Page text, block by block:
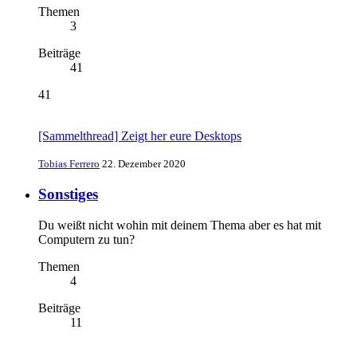
Themen
3
Beiträge
41
41
[Sammelthread] Zeigt her eure Desktops
Tobias Ferrero 22. Dezember 2020
Sonstiges
Du weißt nicht wohin mit deinem Thema aber es hat mit
Computern zu tun?
Themen
4
Beiträge
11